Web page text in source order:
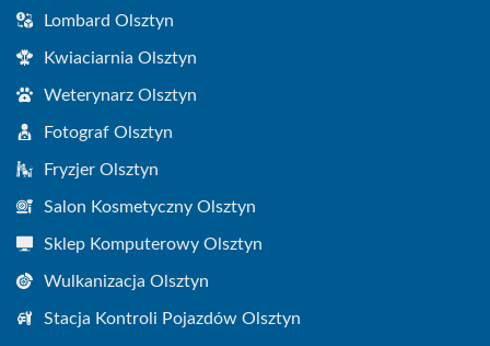
Lombard Olsztyn
Kwiaciarnia Olsztyn
Weterynarz Olsztyn
Fotograf Olsztyn
Fryzjer Olsztyn
Salon Kosmetyczny Olsztyn
Sklep Komputerowy Olsztyn
Wulkanizacja Olsztyn
Stacja Kontroli Pojazdów Olsztyn